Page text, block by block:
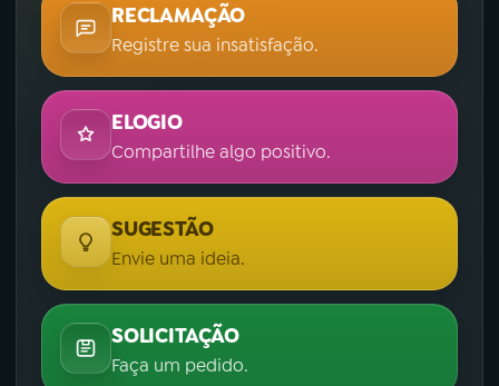
RECLAMAÇÃO
Registre sua insatisfação.
ELOGIO
Compartilhe algo positivo.
SUGESTÃO
Envie uma ideia.
SOLICITAÇÃO
Faça um pedido.